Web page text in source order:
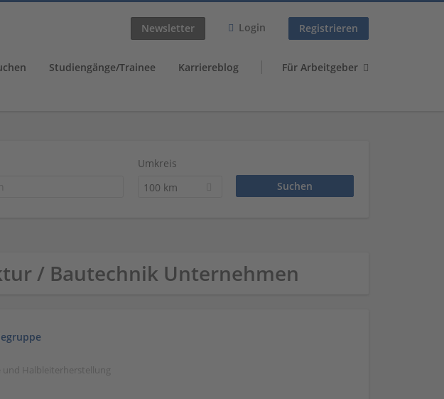
Newsletter Login Registrieren
Studiengänge/Trainee Karriereblog Für Arbeitgeber
Umkreis
100 km
/ Bautechnik Unternehmen
und Halbleiterherstellung